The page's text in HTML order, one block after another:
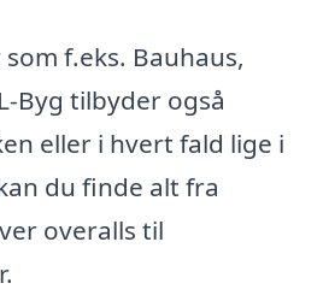
f.eks. Bauhaus,
Byg tilbyder også
eller i hvert fald lige i
du finde alt fra
overalls til